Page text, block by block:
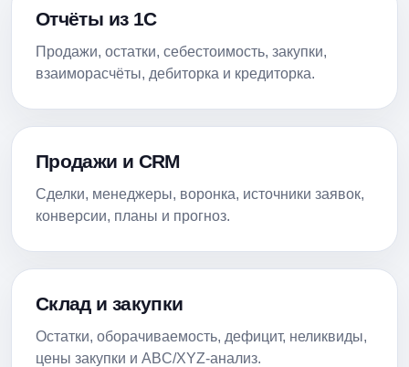
Отчёты из 1С
Продажи, остатки, себестоимость, закупки,
взаиморасчёты, дебиторка и кредиторка.
Продажи и CRM
Сделки, менеджеры, воронка, источники заявок,
конверсии, планы и прогноз.
Склад и закупки
Остатки, оборачиваемость, дефицит, неликвиды,
цены закупки и ABC/XYZ-анализ.